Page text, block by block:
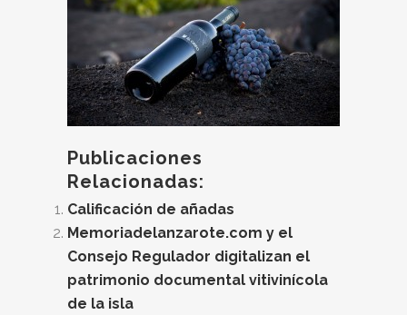
Publicaciones
Relacionadas:
Calificación de añadas
Memoriadelanzarote.com y el
Consejo Regulador digitalizan el
patrimonio documental vitivinícola
de la isla